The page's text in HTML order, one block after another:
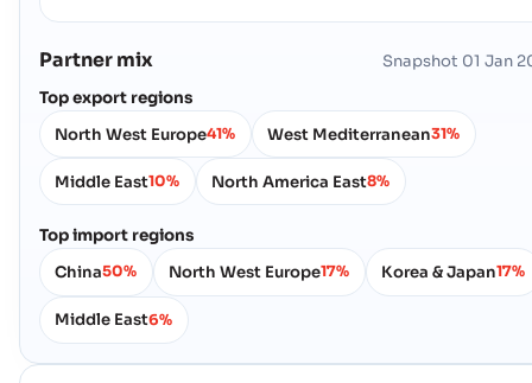
Zeytinburnu
ท าเร อ ท าเร อ ท าเร อ หร อท าเร อ
ที่อยู่ :Zeytinburnu (TRZEY), Turkey, Med
รหัสพอร์ต :TRZEY
Zonguldak (TR)
ที่อยู่ :Zonguldak (TR), Turkey, Med
รหัสไปรษณีย์ :-
รหัสพอร์ต :
TRZON
Partner mix Snapshot 01 Jan
Top export regions
North West Europe41% West Mediterranean31%
Middle East10% North America East8%
Top import regions
China50% North West Europe17% Korea & Japan17%
Middle East6%